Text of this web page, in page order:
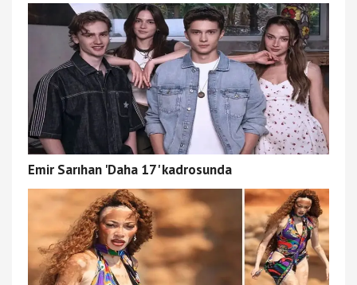
Emir Sarıhan 'Daha 17' kadrosunda